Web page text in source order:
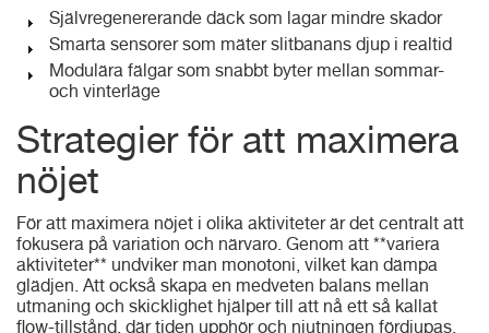
Självregenererande däck som lagar mindre skador
Smarta sensorer som mäter slitbanans djup i realtid
Modulära fälgar som snabbt byter mellan sommar-
och vinterläge
Strategier för att maximera
nöjet
För att maximera nöjet i olika aktiviteter är det centralt att
fokusera på variation och närvaro. Genom att **variera
aktiviteter** undviker man monotoni, vilket kan dämpa
glädjen. Att också skapa en medveten balans mellan
utmaning och skicklighet hjälper till att nå ett så kallat